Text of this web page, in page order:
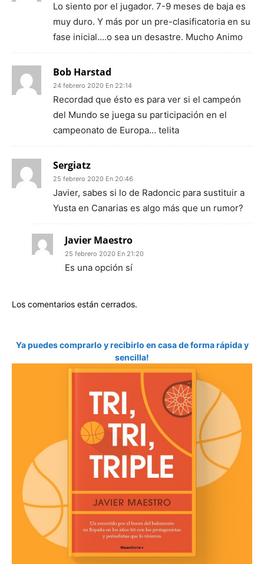
Lo siento por el jugador. 7-9 meses de baja es
muy duro. Y más por un pre-clasificatoria en su
fase inicial….o sea un desastre. Mucho Animo
Bob Harstad
24 febrero 2020 En 22:14
Recordad que ésto es para ver si el campeón
del Mundo se juega su participación en el
campeonato de Europa… telita
Sergiatz
25 febrero 2020 En 20:46
Javier, sabes si lo de Radoncic para sustituir a
Yusta en Canarias es algo más que un rumor?
Javier Maestro
25 febrero 2020 En 21:20
Es una opción sí
Los comentarios están cerrados.
Ya puedes comprarlo y recibirlo en casa de forma rápida y
sencilla!